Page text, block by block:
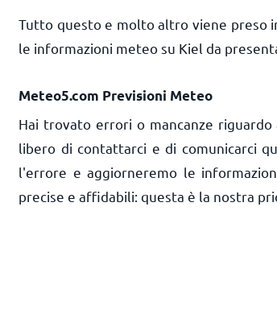
Tutto questo e molto altro viene preso
le informazioni meteo su Kiel da
Meteo5.com Previsioni Meteo
Hai trovato errori o mancanze
libero di contattarci e di comunicarci
l'errore e aggiorneremo le
precise e affidabili: questa è la nostra